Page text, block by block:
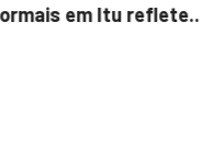
em Itu reflete...